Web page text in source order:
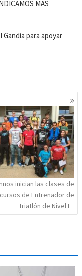
MAS
Gandia para apoyar
inician las clases de
de Entrenador de
Triatlón de Nivel I